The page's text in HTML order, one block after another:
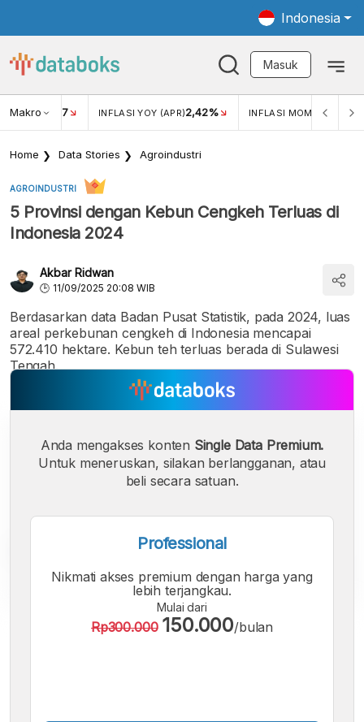
Indonesia
Masuk
Makro
USD/IDR 17 INFLASI YOY (APR)2,42% INFLASI MOM (MAR)
Home Data Stories Agroindustri
AGROINDUSTRI
5 Provinsi dengan Kebun Cengkeh Terluas di
Indonesia 2024
Akbar Ridwan
11/09/2025 20:08 WIB
Berdasarkan data Badan Pusat Statistik, pada 2024, luas
areal perkebunan cengkeh di Indonesia mencapai
572.410 hektare. Kebun teh terluas berada di Sulawesi
Tengah.
A A A
Anda mengakses konten Single Data Premium.
Untuk meneruskan, silakan berlangganan, atau
beli secara satuan.
Professional
Nikmati akses premium dengan harga yang
lebih terjangkau.
Mulai dari
Rp300.000 150.000/bulan